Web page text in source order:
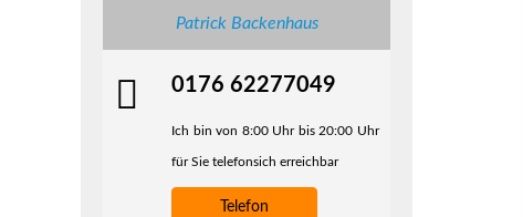
Patrick Backenhaus
0176 62277049
Ich bin von 8:00 Uhr bis 20:00 Uhr
für Sie telefonsich erreichbar
Telefon